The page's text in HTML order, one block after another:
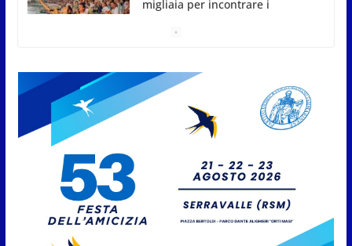
Inaugurato il nuovo Parco Bellini a Sant’Andrea in
San Marino. “Cena Tramonto &
Live” una serata di
divertimento, arte, buona
cucina e solidarietà, a Faetano.
8 Agosto 2026
Gli atleti della Federazione Judo